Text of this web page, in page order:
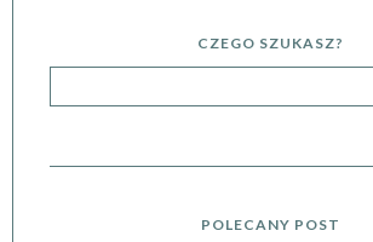
CZEGO SZUKASZ?
POLECANY POST